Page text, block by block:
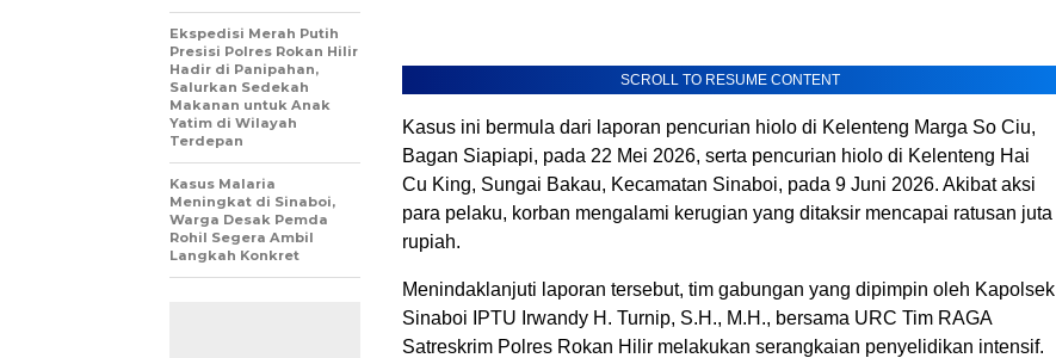
SCROLL TO RESUME CONTENT
Kasus ini bermula dari laporan pencurian hiolo di Kelenteng Marga So Ciu,
Bagan Siapiapi, pada 22 Mei 2026, serta pencurian hiolo di Kelenteng Hai
Cu King, Sungai Bakau, Kecamatan Sinaboi, pada 9 Juni 2026. Akibat aksi
para pelaku, korban mengalami kerugian yang ditaksir mencapai ratusan juta
rupiah.
Menindaklanjuti laporan tersebut, tim gabungan yang dipimpin oleh Kapolsek
Sinaboi IPTU Irwandy H. Turnip, S.H., M.H., bersama URC Tim RAGA
Satreskrim Polres Rokan Hilir melakukan serangkaian penyelidikan intensif.
Ekspedisi Merah Putih
Presisi Polres Rokan Hilir
Hadir di Panipahan,
Salurkan Sedekah
Makanan untuk Anak
Yatim di Wilayah
Terdepan
Kasus Malaria
Meningkat di Sinaboi,
Warga Desak Pemda
Rohil Segera Ambil
Langkah Konkret